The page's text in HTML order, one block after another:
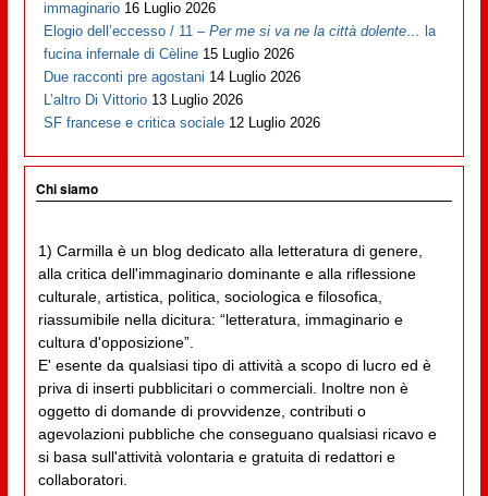
immaginario 16 Luglio 2026
Elogio dell’eccesso / 11 –Per me si va ne la città dolente… la
fucina infernale di Cèline 15 Luglio 2026
Due racconti pre agostani 14 Luglio 2026
L’altro Di Vittorio 13 Luglio 2026
SF francese e critica sociale 12 Luglio 2026
Chi siamo
1) Carmilla è un blog dedicato alla letteratura di genere,
alla critica dell'immaginario dominante e alla riflessione
culturale, artistica, politica, sociologica e filosofica,
riassumibile nella dicitura: “letteratura, immaginario e
cultura d'opposizione”.
E' esente da qualsiasi tipo di attività a scopo di lucro ed è
priva di inserti pubblicitari o commerciali. Inoltre non è
oggetto di domande di provvidenze, contributi o
agevolazioni pubbliche che conseguano qualsiasi ricavo e
si basa sull'attività volontaria e gratuita di redattori e
collaboratori.